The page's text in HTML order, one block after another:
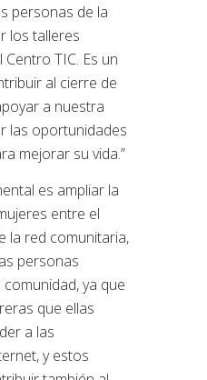
personas de la
los talleres
TIC. Es un
al cierre de
a nuestra
las oportunidades
mejorar su vida.”
es ampliar la
entre el
la red comunitaria,
personas
ya que
que ellas
a las
y estos